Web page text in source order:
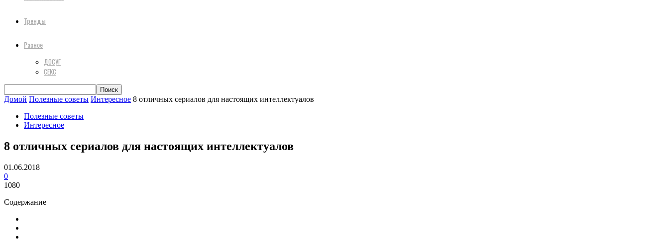
Тренды
Разное
ДОСУГ
СЕКС
Домой Полезные советы Интересное 8 отличных сериалов для настоящих интеллектуалов
Полезные советы
Интересное
8 отличных сериалов для настоящих интеллектуалов
01.06.2018
0
1080
Содержание